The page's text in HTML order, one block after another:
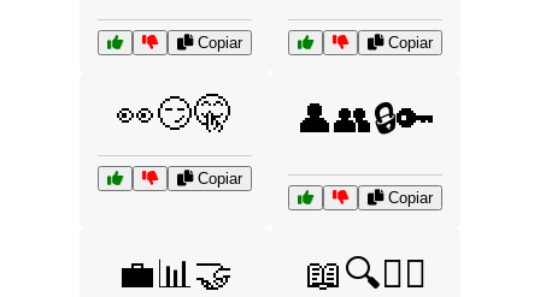
Copiar Copiar
👀😏🤫
Copiar
👤👥🔒🔑
Copiar
💼📊🤝 📖🔍🕵️‍♂️